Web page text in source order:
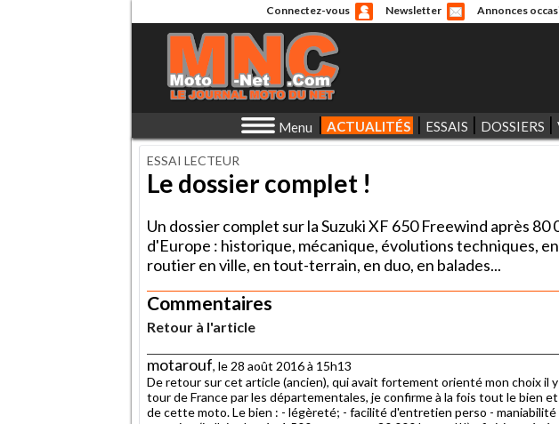
Connectez-vous Newsletter Annonces
Menu ACTUALITÉS ESSAIS DOSSIERS
ESSAI LECTEUR
Le dossier complet !
Un dossier complet sur la Suzuki XF 650 Freewind après 80
d'Europe : historique, mécanique, évolutions techniques,
routier en ville, en tout-terrain, en duo, en balades...
Commentaires
Retour à l'article
motarouf, le 28 août 2016 à 15h13
De retour sur cet article (ancien), qui avait fortement orienté mon choix il
tour de France par les départementales, je confirme à la fois tout le bien
de cette moto. Le bien : - légèreté; - facilité d'entretien perso -